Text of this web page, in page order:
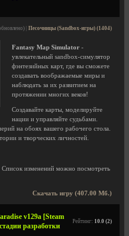
| Песочницы (Sandbox-игры) (1404)
Fantasy Map Simulator -
увлекательный sandbox-симулятор
фэнтезийных карт, где вы сможете
создавать воображаемые миры и
наблюдать за их развитием на
протяжении многих веков!
Создавайте карты, моделируйте
нации и управляйте судьбами.
на обоях вашего рабочего стола.
и творческих личностей.
Список изменений можно посмотреть
Скачать игру (407.00 Мб.)
v129a [Steam
разработки
Рейтинг: 10.0 (2)